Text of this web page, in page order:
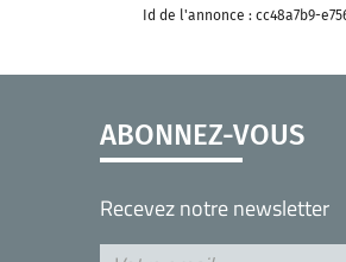
Id de l'annonce : cc48a7b9-
ABONNEZ-VOUS
Recevez notre newsletter